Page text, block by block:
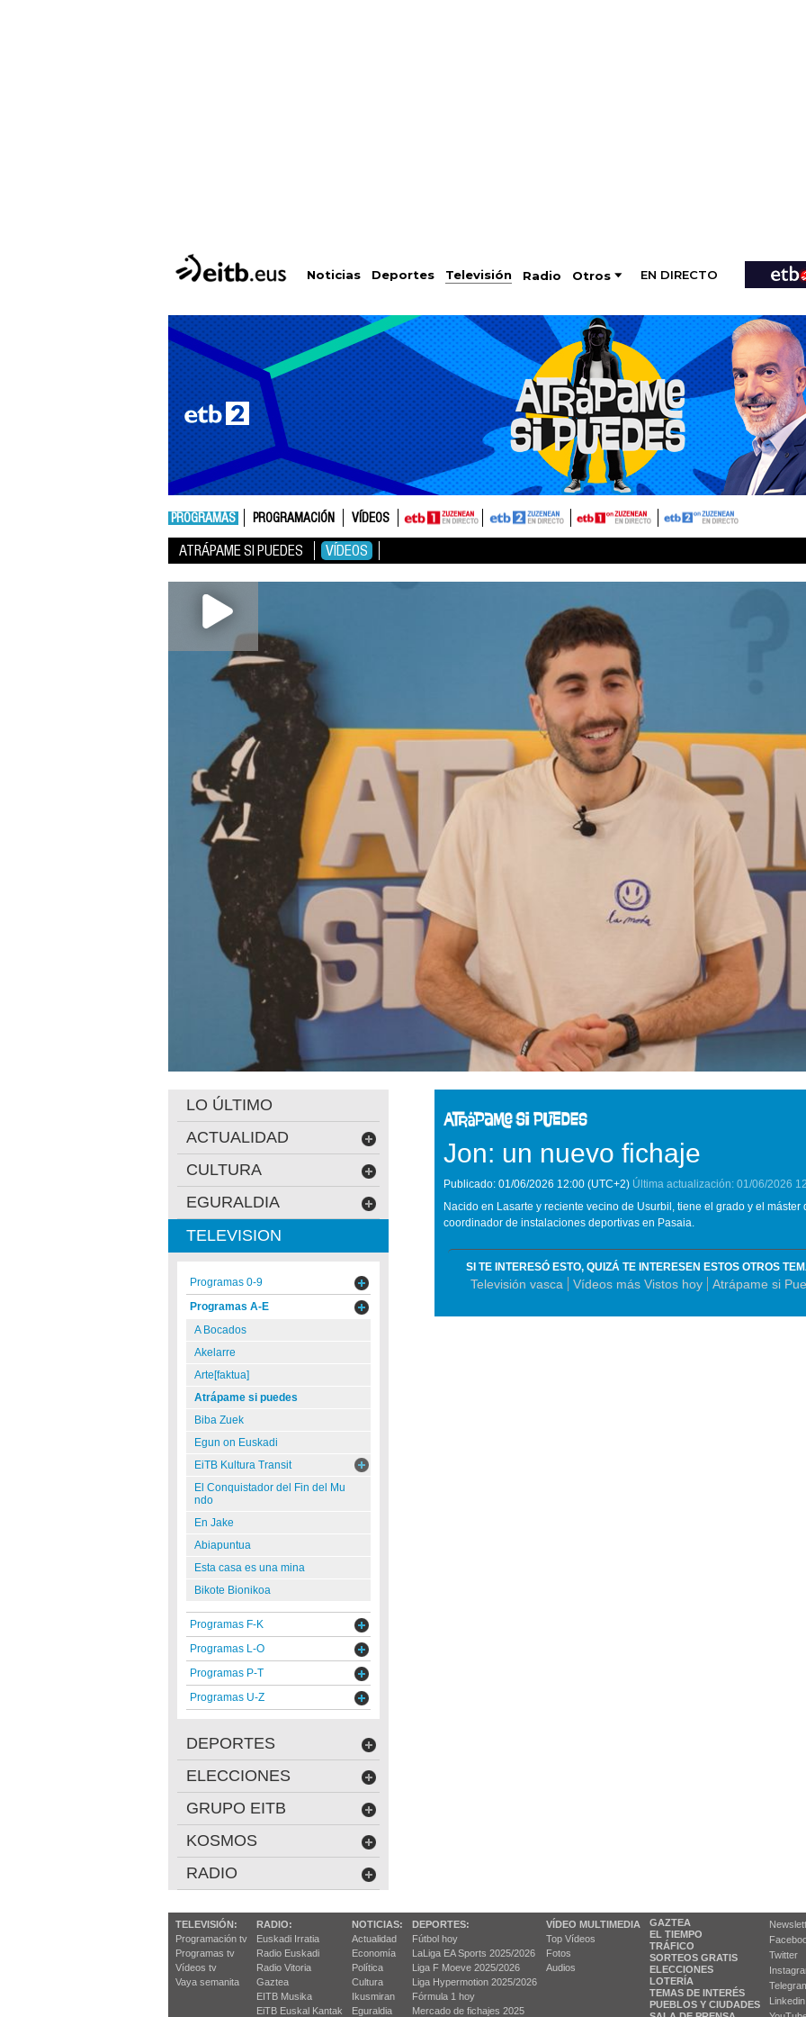
Noticias Deportes Televisión Radio Otros EN DIRECTO
PROGRAMAS PROGRAMACIÓN VÍDEOS
ATRÁPAME SI PUEDES VÍDEOS
Jon: un nuevo fichaje
Publicado: 01/06/2026 12:00 (UTC+2) Última actualización: 01/06/2026
Nacido en Lasarte y reciente vecino de Usurbil, tiene el grado y el
coordinador de instalaciones deportivas en Pasaia.
SI TE INTERESÓ ESTO, QUIZÁ TE INTERESEN ESTOS OTROS
Televisión vasca Vídeos más Vistos hoy Atrápame si
LO ÚLTIMO
ACTUALIDAD
CULTURA
EGURALDIA
TELEVISION
Programas 0-9
Programas A-E
A Bocados
Akelarre
Arte[faktua]
Atrápame si puedes
Biba Zuek
Egun on Euskadi
EiTB Kultura Transit
El Conquistador del Fin del Mu
ndo
En Jake
Abiapuntua
Esta casa es una mina
Bikote Bionikoa
Programas F-K
Programas L-O
Programas P-T
Programas U-Z
DEPORTES
ELECCIONES
GRUPO EITB
KOSMOS
RADIO
TELEVISIÓN:
Programación tv
Programas tv
Vídeos tv
Vaya semanita
RADIO:
Euskadi Irratia
Radio Euskadi
Radio Vitoria
Gaztea
EITB Musika
EiTB Euskal Kantak
NOTICIAS:
Actualidad
Economía
Política
Cultura
Ikusmiran
Eguraldia
DEPORTES:
Fútbol hoy
LaLiga EA Sports 2025/2026
Liga F Moeve 2025/2026
Liga Hypermotion 2025/2026
Fórmula 1 hoy
Mercado de fichajes 2025
VÍDEO MULTIMEDIA
Top Vídeos
Fotos
Audios
GAZTEA
EL TIEMPO
TRÁFICO
SORTEOS GRATIS
ELECCIONES
LOTERÍA
TEMAS DE INTERÉS
PUEBLOS Y CIUDADES
Twitter
Linkedin